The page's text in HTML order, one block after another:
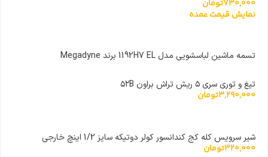
730,000تومان
نمایش قیمت عمده
تسمه ماشین لباسشویی مدل 1192H7 EL برند Megadyne
تیغ و توری سری ۵ ریش تراش براون ۵۲B
3,290,000تومان
شیر سرویس کله کج کندانسور کولر دوتیکه سایز 1/2 اینچ خارجی
320,000تومان